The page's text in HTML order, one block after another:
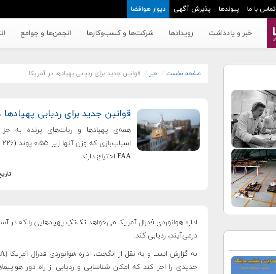
تماس با ما پیوندها پذیرش آگهی دیوار هوافضا
خبر و یادداشت رویدادها شرکت‌ها و کسب‌وکار‌ها انجمن‌ها و جوامع
صفحه نخست خبر قوانین جدید برای ردیابی پهپادها در آمریکا
قوانین جدید برای ردیابی پهپادها
همه‌ی پهپادها و ربات‌های پرنده به
FAA احتیاج دارند.
اداره هوانوردی فدرال آمریکا می‌خواهد تک‌تکِ پهپادهایی را که در
درمی‌آیند، ردیابی کند.
جدیدی را اجرا کند که امکان شناسایی و ردیابی از راه دور